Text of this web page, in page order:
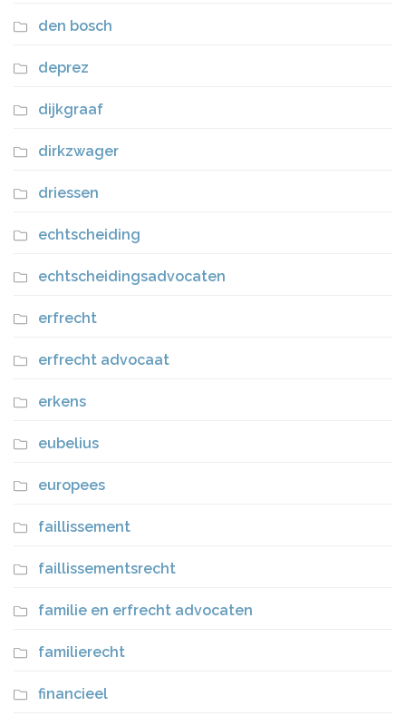
den bosch
deprez
dijkgraaf
dirkzwager
driessen
echtscheiding
echtscheidingsadvocaten
erfrecht
erfrecht advocaat
erkens
eubelius
europees
faillissement
faillissementsrecht
familie en erfrecht advocaten
familierecht
financieel